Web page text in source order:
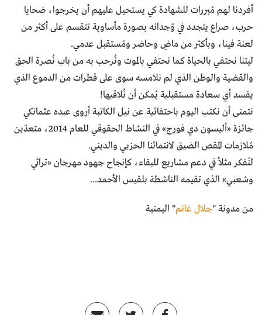
أفردنا لهم مُبررات للشهادة كي يستحيل عليهم أن يخرجوا، ضحايا
حرب، صراع يتجدد في وُجدانه بصورة مأساوية تتقسم على أكثر من
لعنة فينا، وبأكثر من ماضِ وحاضر ومُستقبل عدمي.
ليتنا نحتفي بالحياة كما نحتفي بالموت ونُرحب به من باب نُصرة الحق
والقضية والوطن الذي لم نلامسه سوى على قطرات من الدموع الذي
يفسد أي سعادة مستقبلية يُمكن أن نُلاقيها!
نتمنى أن نكتب اليوم باحتفائية عن نيل الكاتبة أروى عبده عثمانكي
جائزة «أليسون دي فورج» في النشاط الحقوقي للعام 2014، متعدّين
مُلازمات المقص الضيق لانتمائنا الحزبي والديني.
لنُفكر مثلاً في دعم مشاريع للبقاء، كإنجاح جهود مهرجان «تراثي
وشعبي» الذي تقيمه الناشطة بلقيس الأحمد...
من مدونة "جلال غانم" اليمنية